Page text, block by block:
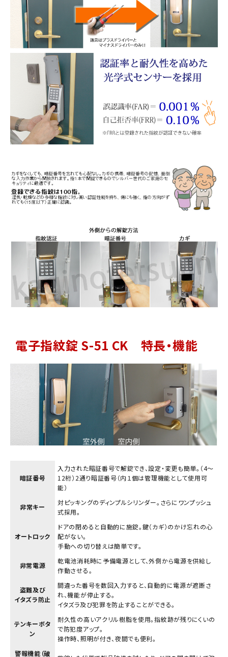
ACCOUNT MENU
ようこそ ゲスト 様
ログイン person 会員登録
電子指紋錠 S-51 CK 特長・機能
暗証番号
入力された暗証番号で解錠でき、設定・変更も簡単。（4～
12桁）2通り暗証番号（内１個は管理機能として使用可
能）
非常キー
対ピッキングのディンプルシリンダー。さらにワンプッシュ
式採用。
オートロック
ドアの閉めると自動的に施錠。鍵（カギ）のかけ忘れの心
配がない。
手動への切り替えは簡単です。
非常電源
乾電池消耗時に予備電源として、外側から電源を供給し
作動させる。
盗難及び
イタズラ防止
間違った番号を数回入力すると、自動的に電源が遮断さ
れ、機能が停止する。
イタズラ及び犯罪を防止することができる。
テンキーボタ
ン
耐久性の高いアクリル樹脂を使用。指紋跡が残りにくいの
で防犯度アップ。
操作時、照明が付き、夜間でも便利。
警報機能（破